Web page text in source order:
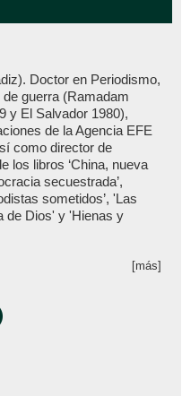
Doctor en Periodismo,
guerra (Ramadam
y El Salvador 1980),
de la Agencia EFE
como director de
los libros ‘China, nueva
secuestrada’,
sometidos’, 'Las
de Dios' y 'Hienas y
[más]